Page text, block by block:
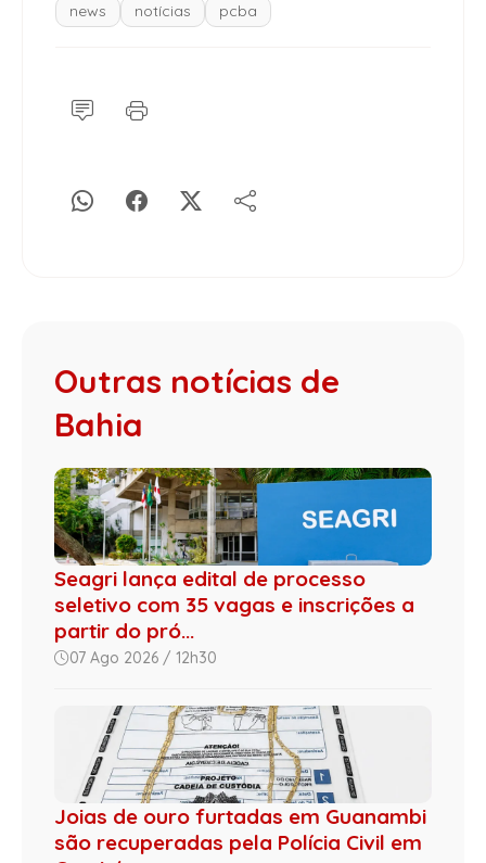
news
notícias pcba
Outras notícias de
Bahia
Seagri lança edital de processo
seletivo com 35 vagas e inscrições a
partir do pró...
07 Ago 2026 / 12h30
Joias de ouro furtadas em Guanambi
são recuperadas pela Polícia Civil em